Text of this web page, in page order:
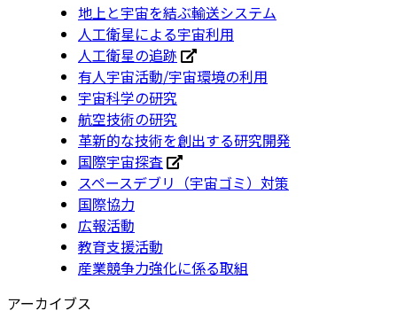
地上と宇宙を結ぶ輸送システム
人工衛星による宇宙利用
人工衛星の追跡
有人宇宙活動/宇宙環境の利用
宇宙科学の研究
航空技術の研究
革新的な技術を創出する研究開発
国際宇宙探査
スペースデブリ（宇宙ゴミ）対策
国際協力
広報活動
教育支援活動
産業競争力強化に係る取組
アーカイブス